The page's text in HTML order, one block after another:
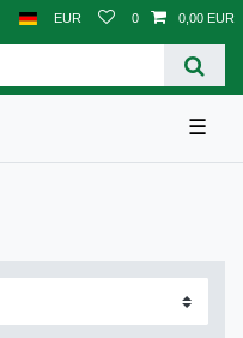
EUR 0 0,00 EUR
☰